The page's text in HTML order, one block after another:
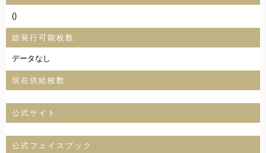
()
総発行可能枚数
データなし
現在供給枚数
公式サイト
公式フェイスブック